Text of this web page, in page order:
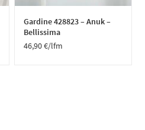
Gardine 428823 – Anuk –
Bellissima
46,90€/lfm